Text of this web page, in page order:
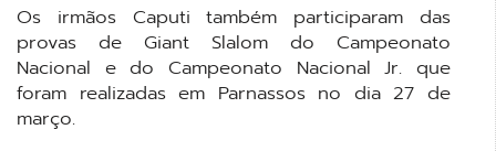
Os irmãos Caputi também participaram das
provas de Giant Slalom do Campeonato
Nacional e do Campeonato Nacional Jr. que
foram realizadas em Parnassos no dia 27 de
março.